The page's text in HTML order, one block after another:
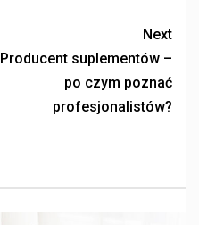
Next
Producent suplementów –
po czym poznać
profesjonalistów?